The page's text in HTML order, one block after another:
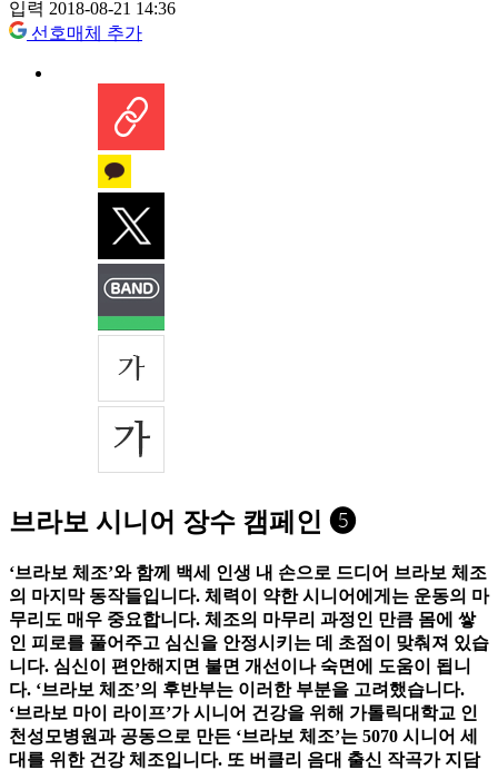
입력 2018-08-21 14:36
선호매체 추가
브라보 시니어 장수 캠페인 ❺
‘브라보 체조’와 함께 백세 인생 내 손으로 드디어 브라보 체조
의 마지막 동작들입니다. 체력이 약한 시니어에게는 운동의 마
무리도 매우 중요합니다. 체조의 마무리 과정인 만큼 몸에 쌓
인 피로를 풀어주고 심신을 안정시키는 데 초점이 맞춰져 있습
니다. 심신이 편안해지면 불면 개선이나 숙면에 도움이 됩니
다. ‘브라보 체조’의 후반부는 이러한 부분을 고려했습니다.
‘브라보 마이 라이프’가 시니어 건강을 위해 가톨릭대학교 인
천성모병원과 공동으로 만든 ‘브라보 체조’는 5070 시니어 세
대를 위한 건강 체조입니다. 또 버클리 음대 출신 작곡가 지담